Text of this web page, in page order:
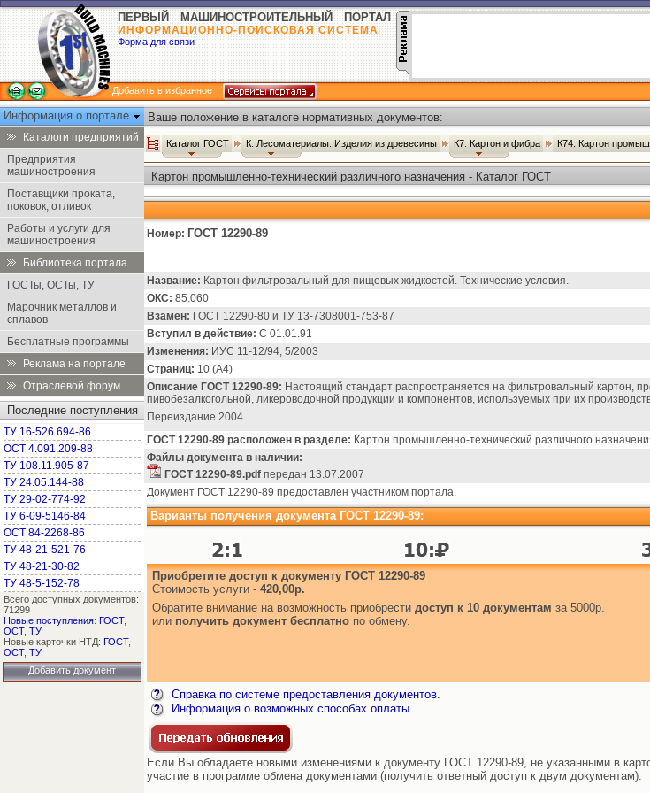
ПЕРВЫЙ МАШИНОСТРОИТЕЛЬНЫЙ ПОРТАЛ
ИНФОРМАЦИОННО-ПОИСКОВАЯ СИСТЕМА
Форма для связи
Добавить в избранное
Информация о портале
Каталоги предприятий
Предприятия
машиностроения
Поставщики проката,
поковок, отливок
Работы и услуги для
машиностроения
Библиотека портала
ГОСТы, ОСТы, ТУ
Марочник металлов и
сплавов
Бесплатные программы
Реклама на портале
Отраслевой форум
Последние поступления
ТУ 16-526.694-86
ОСТ 4.091.209-88
ТУ 108.11.905-87
ТУ 24.05.144-88
ТУ 29-02-774-92
ТУ 6-09-5146-84
ОСТ 84-2268-86
ТУ 48-21-521-76
ТУ 48-21-30-82
ТУ 48-5-152-78
Всего доступных документов:
71299
Новые поступления: ГОСТ,
ОСТ, ТУ
Новые карточки НТД: ГОСТ,
ОСТ, ТУ
Добавить документ
Ваше положение в каталоге нормативных документов:
Каталог ГОСТ К: Лесоматериалы. Изделия из древесины К7: Картон и фибра К74: Картон
Картон промышленно-технический различного назначения - Каталог ГОСТ
Номер: ГОСТ 12290-89
Название: Картон фильтровальный для пищевых жидкостей. Технические условия.
ОКС: 85.060
Взамен: ГОСТ 12290-80 и ТУ 13-7308001-753-87
Вступил в действие: С 01.01.91
Изменения: ИУС 11-12/94, 5/2003
Страниц: 10 (А4)
Описание ГОСТ 12290-89: Настоящий стандарт распространяется на фильтровальный картон,
пивобезалкогольной, ликероводочной продукции и компонентов, используемых при их
Переиздание 2004.
ГОСТ 12290-89 расположен в разделе: Картон промышленно-технический различного
Файлы документа в наличии:
ГОСТ 12290-89.pdf передан 13.07.2007
Документ ГОСТ 12290-89 предоставлен участником портала.
Варианты получения документа ГОСТ 12290-89:
Приобретите доступ к документу ГОСТ 12290-89
Стоимость услуги - 420,00р.
Обратите внимание на возможность приобрести доступ к 10 документам за 5000р.
или получить документ бесплатно по обмену.
Справка по системе предоставления документов.
Информация о возможных способах оплаты.
Если Вы обладаете новыми изменениями к документу ГОСТ 12290-89, не указанными в
участие в программе обмена документами (получить ответный доступ к двум документам).